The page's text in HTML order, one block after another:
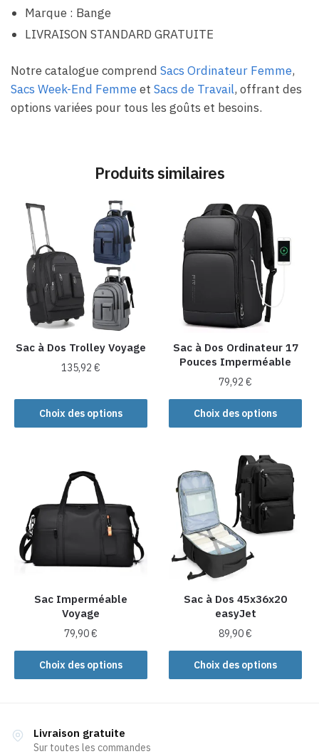
Marque : Bange
LIVRAISON STANDARD GRATUITE
Notre catalogue comprend Sacs Ordinateur Femme,
Sacs Week-End Femmeet Sacs de Travail, offrant des
options variées pour tous les goûts et besoins.
Produits similaires
Sac à Dos Trolley Voyage
135,92€
Choix des options
produit
a
Les
options
peuvent
sur
page
du
produit
Sac à Dos Ordinateur 17
Pouces Imperméable
79,92€
Choix des options
Ce
produit
plusieurs
variations.
Les
options
peuvent
être
choisies
la
page
du
produit
Sac Imperméable
Voyage
79,90€
Choix des options
Ce
produit
variations.
Les
Sac à Dos 45x36x20
easyJet
89,90€
Choix des options
Ce
produit
Livraison gratuite
Sur toutes les commandes